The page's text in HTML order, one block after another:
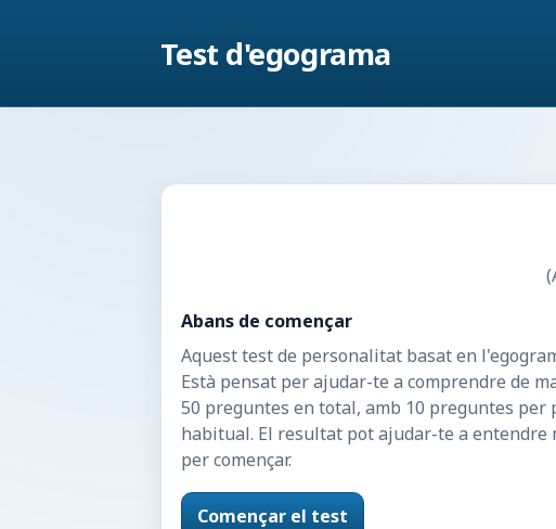
Test d'egograma
Abans de començar
Aquest test de personalitat basat en
Està pensat per ajudar-te a comprendre de
50 preguntes en total, amb 10 preguntes per
habitual. El resultat pot ajudar-te a entendre
per començar.
Començar el test